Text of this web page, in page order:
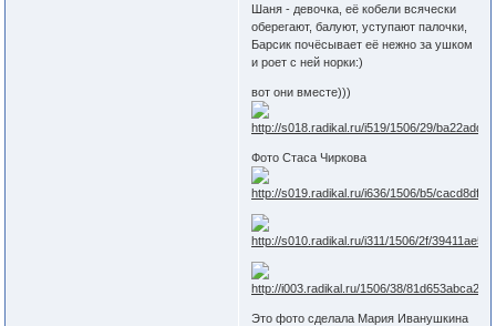
Шаня - девочка, её кобели всячески
оберегают, балуют, уступают палочки,
Барсик почёсывает её нежно за ушком
и роет с ней норки:)
вот они вместе)))
Фото Стаса Чиркова
Это фото сделала Мария Иванушкина